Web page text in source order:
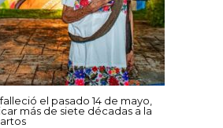
el pasado 14 de mayo,
más de siete décadas a la